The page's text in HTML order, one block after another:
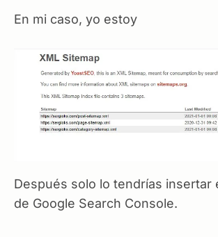
En mi caso, yo estoy
Después solo lo tendrías insertar
de Google Search Console.